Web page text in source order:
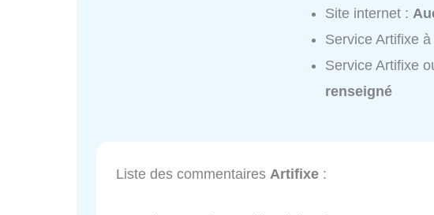
Site internet :
Service Artifixe
Service Artifixe
renseigné
Liste des commentaires Artifixe :